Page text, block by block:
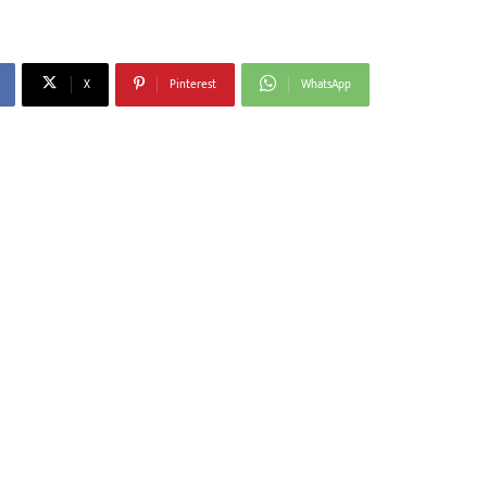
X Pinterest WhatsApp